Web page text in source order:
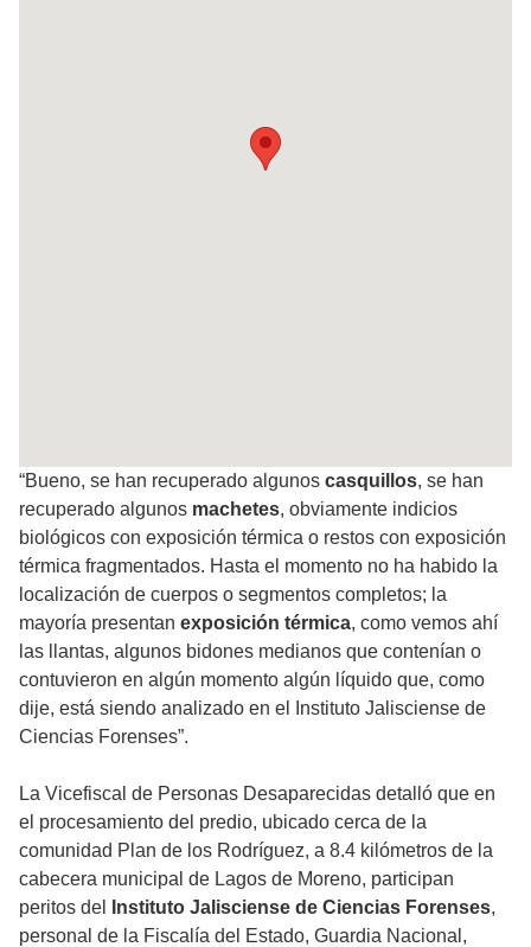
“Bueno, se han recuperado algunos casquillos, se han
recuperado algunos machetes, obviamente indicios
biológicos con exposición térmica o restos con exposición
térmica fragmentados. Hasta el momento no ha habido la
localización de cuerpos o segmentos completos; la
mayoría presentan exposición térmica, como vemos ahí
las llantas, algunos bidones medianos que contenían o
contuvieron en algún momento algún líquido que, como
dije, está siendo analizado en el Instituto Jalisciense de
Ciencias Forenses”.
La Vicefiscal de Personas Desaparecidas detalló que en
el procesamiento del predio, ubicado cerca de la
comunidad Plan de los Rodríguez, a 8.4 kilómetros de la
cabecera municipal de Lagos de Moreno, participan
peritos del
Instituto Jalisciense de Ciencias Forenses,
personal de la Fiscalía del Estado, Guardia Nacional,